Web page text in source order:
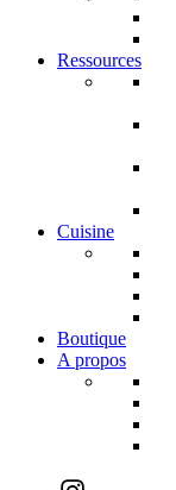
Ressources
Cuisine
Boutique
A propos
Instagram